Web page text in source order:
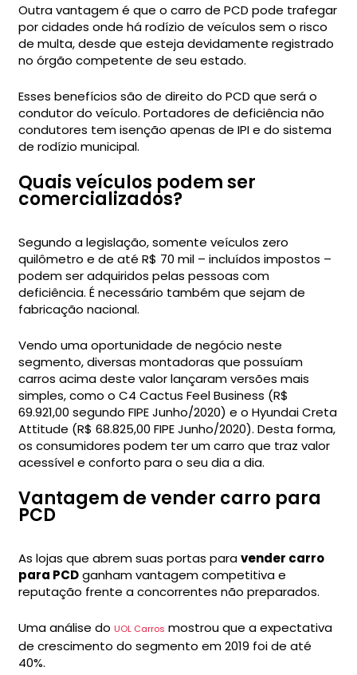
Outra vantagem é que o carro de PCD pode trafegar
por cidades onde há rodízio de veículos sem o risco
de multa, desde que esteja devidamente registrado
no órgão competente de seu estado.
Esses benefícios são de direito do PCD que será o
condutor do veículo. Portadores de deficiência não
condutores tem isenção apenas de IPI e do sistema
de rodízio municipal.
Quais veículos podem ser
comercializados?
Segundo a legislação, somente veículos zero
quilômetro e de até R$ 70 mil – incluídos impostos –
podem ser adquiridos pelas pessoas com
deficiência. É necessário também que sejam de
fabricação nacional.
Vendo uma oportunidade de negócio neste
segmento, diversas montadoras que possuíam
carros acima deste valor lançaram versões mais
simples, como o C4 Cactus Feel Business (R$
69.921,00 segundo FIPE Junho/2020) e o Hyundai Creta
Attitude (R$ 68.825,00 FIPE Junho/2020). Desta forma,
os consumidores podem ter um carro que traz valor
acessível e conforto para o seu dia a dia.
Vantagem de vender carro para
PCD
As lojas que abrem suas portas paravender carro
para PCDganham vantagem competitiva e
reputação frente a concorrentes não preparados.
Uma análise do UOL Carros mostrou que a expectativa
de crescimento do segmento em 2019 foi de até
40%.